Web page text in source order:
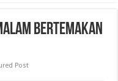
Bertemakan
Post